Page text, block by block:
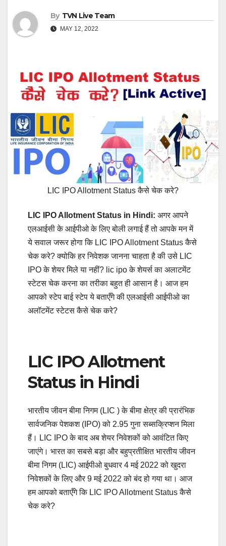
By TVN Live Team
MAY 12, 2022
LIC IPO Allotment Status कैसे चेक करे?
LIC IPO Allotment Status in Hindi: अगर आपने
एलआईसी के आईपीओ के लिए बोली लगाई हैं तो आपके मन में
ये सवाल जरूर होगा कि LIC IPO Allotment Status कैसे
चेक करे? क्योकि हर निवेशक जानना चाहता है की उसे LIC
IPO के शेयर मिले या नहीं? lic ipo के शेयर्स का अलाटमेंट
स्टेटस चेक करना का तरीका बहुत ही आसान है। आज हम
आपको स्टेप बाई स्टेप ये बताएँगे की एलआईसी आईपीओ का
अलॉटमेंट स्टेटस कैसे चेक करे?
LIC IPO Allotment
Status in Hindi
भारतीय जीवन बीमा निगम (LIC ) के बीमा क्षेत्र की प्रारंभिक
सार्वजनिक पेशकश (IPO) को 2.95 गुना सब्सक्रिप्शन मिला
हैं। LIC IPO के बाद अब शेयर निवेशकों को आवंटित किए
जाएंगे। भारत का सबसे बड़ा और बहुप्रतीक्षित भारतीय जीवन
बीमा निगम (LIC) आईपीओ बुधवार 4 मई 2022 को खुदरा
निवेशकों के लिए और 9 मई 2022 को बंद हो गया था। आज
हम आपको बताएँगे कि LIC IPO Allotment Status कैसे
चेक करे?